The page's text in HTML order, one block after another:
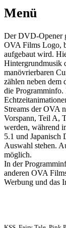
Menü
Der DVD-Opener
OVA Films Logo,
aufgebaut wird.
Hintergrundmusik
manövrierbaren
zählen neben dem
die Programminfo.
Streams der OVA
Vorspann, Teil A,
werden, während
5.1 und Japanisch
Auswahl stehen.
möglich.
In der
anderen OVA
Werbung und das